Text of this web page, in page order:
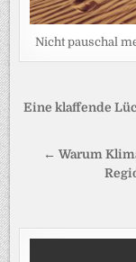
Nicht pauschal
Eine klaffende
← Warum